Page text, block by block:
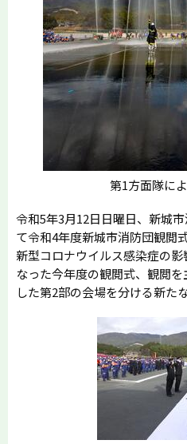
第1方面隊に
令和5年3月12日日曜日、新城
て令和4年度新城市消防団観閲
新型コロナウイルス感染症の
なった今年度の観閲式、観閲
した第2部の会場を分ける新た